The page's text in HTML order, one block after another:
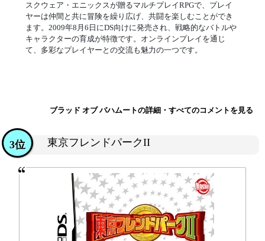
スクウェア・エニックスが贈るマルチプレイRPGで、プレイ
ヤーは仲間と共に冒険を繰り広げ、共闘を楽しむことができ
ます。2009年8月6日にDS向けに発売され、戦略的なバトルや
キャラクターの育成が特徴です。オンラインプレイを通じ
て、多彩なプレイヤーとの交流も魅力の一つです。
ブラッド オブ バハムートの詳細・すべてのコメントを見る
東京フレンドパークII
3位